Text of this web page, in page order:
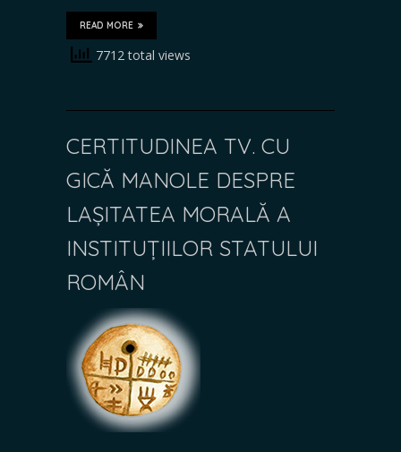
READ MORE
7712 total views
CERTITUDINEA TV. CU
GICĂ MANOLE DESPRE
LAȘITATEA MORALĂ A
INSTITUȚIILOR STATULUI
ROMÂN